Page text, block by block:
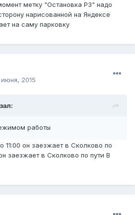
метку "Остановка P3" надо
нарисованной на Яндексе
на саму парковку
2015
работы
11:00 он заезжает в Сколково по
заезжает в Сколково по пути В